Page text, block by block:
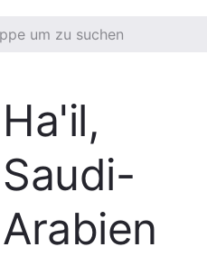
Ha'il,
Saudi-
Arabien